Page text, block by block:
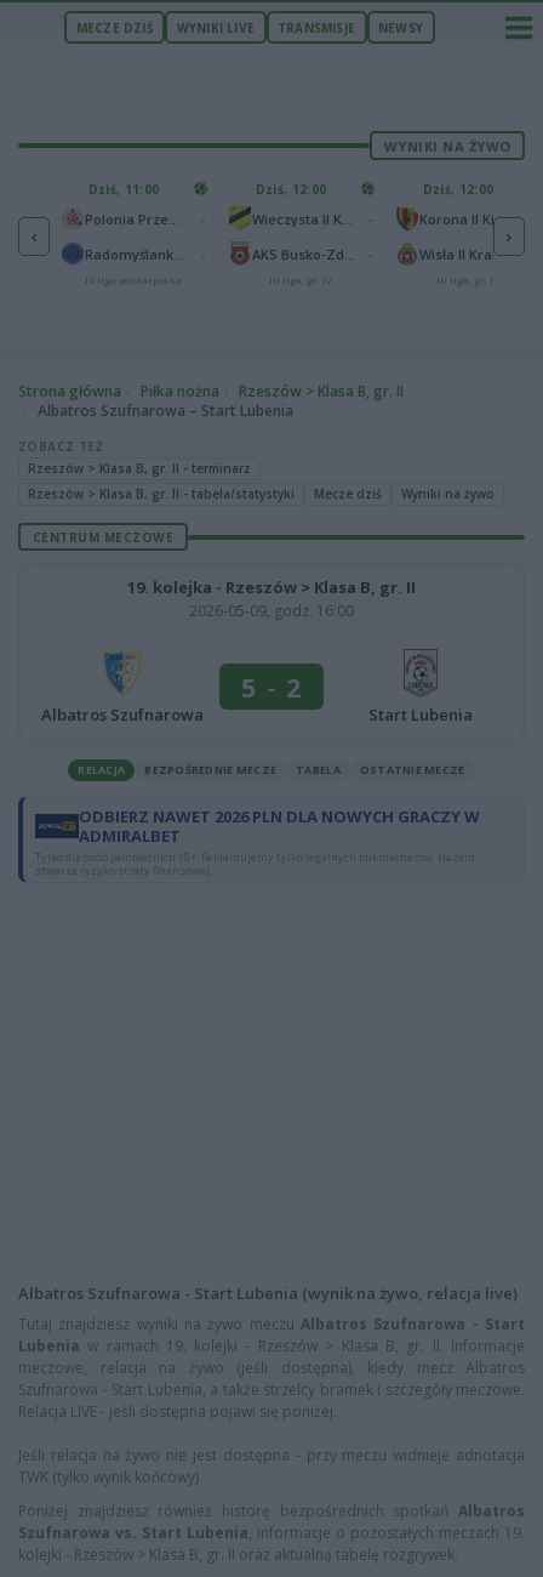
MECZE DZIŚ WYNIKI LIVE TRANSMISJE NEWSY
WYNIKI NA ŻYWO
‹
1
1
Dziś, 11:00
IV liga podkarpacka
Dziś, 12:00
III liga, gr. IV
Dziś, 12:00
Korona II Kielce
Wisła II Kraków
III liga, gr. IV
›
Strona główna Piłka nożna
Rzeszów > Klasa B, gr. II
Albatros Szufnarowa – Start Lubenia
ZOBACZ TEŻ
Rzeszów > Klasa B, gr. II - terminarz
Rzeszów > Klasa B, gr. II - tabela/statystyki
Mecze dziś Wyniki na żywo
CENTRUM MECZOWE
19. kolejka - Rzeszów > Klasa B, gr. II
2026-05-09, godz. 16:00
Albatros Szufnarowa
5 - 2
Start Lubenia
RELACJA BEZPOŚREDNIE MECZE TABELA OSTATNIE MECZE
ODBIERZ NAWET 2026 PLN DLA NOWYCH GRACZY W
ADMIRALBET
Tylko dla osób pełnoletnich 18+. Reklamujemy tylko legalnych bukmacherów. Hazard
stwarza ryzyko straty finansowej.
Albatros Szufnarowa - Start Lubenia (wynik na żywo, relacja live)
Tutaj znajdziesz wyniki na żywo meczu Albatros Szufnarowa - Start
Lubenia w ramach 19. kolejki - Rzeszów > Klasa B, gr. II. Informacje
meczowe, relacja na żywo (jeśli dostępna), kiedy mecz Albatros
Szufnarowa - Start Lubenia, a także strzelcy bramek i szczegóły meczowe.
Relacja LIVE - jeśli dostępna pojawi się poniżej.
Jeśli relacja na żywo nie jest dostępna - przy meczu widnieje adnotacja
TWK (tylko wynik końcowy)
Poniżej znajdziesz również historę bezpośrednich spotkań Albatros
Szufnarowa vs. Start Lubenia, informacje o pozostałych meczach 19.
kolejki - Rzeszów > Klasa B, gr. II oraz aktualną tabelę rozgrywek.